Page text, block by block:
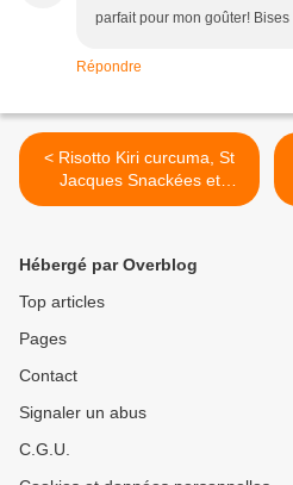
parfait pour mon goûter! Bises
Répondre
< Risotto Kiri curcuma, St
Jacques Snackées et
sucrine
Hébergé par Overblog
Top articles
Pages
Contact
Signaler un abus
C.G.U.